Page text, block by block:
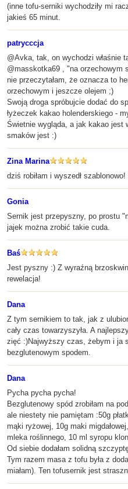
(inne tofu-serniki wychodziły mi
jakieś 65 minut.
patrycccja
@Avka, tak, on wychodzi właśnie
@masskotka69 , "na orzechowym
nie przeczytałam, że oznacza to
orzechowym i jeszcze olejem ;)
Swoją droga spróbujcie dodać do
łyżeczek kakao holenderskiego -
Świetnie wygląda, a jak kakao jest
smaków jest :)
Zina Marina
dziś robiłam i wyszedł szablonowo!
Gonia
Sernik jest przepyszny, po prostu
jajek można zrobić takie cuda.
Baś
Jest pyszny :) Z wyraźną
rewelacja!
Dana
Z tym sernikiem to tak, jak z
cały czas towarzyszyła. A
zięć :)Najwyższy czas, żebym i ja
bezglutenowym spodem.
Dana
Pycha pycha pycha!
Bezglutenowy spód zrobiłam na
ale niestety nie pamiętam :50g
mąki ryżowej, 10g maki
mleka roślinnego, 10 ml syropu
Od siebie dodałam solidną
Tym razem masa z tofu była z
miałam). Ten tofusernik jest